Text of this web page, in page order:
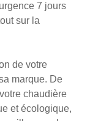
7 jours
sur la
de votre
marque. De
chaudière
et écologique,